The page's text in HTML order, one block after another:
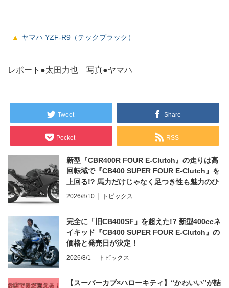
ヤマハ YZF-R9（テックブラック）
レポート●太田力也 写真●ヤマハ
Tweet Share
Pocket RSS
新型『CBR400R FOUR E-Clutch』の走りは高
回転域で『CB400 SUPER FOUR E-Clutch』を
上回る!? 馬力だけじゃなく足つき性も魅力のひ
とつ！
2026/8/10 トピックス
完全に「旧CB400SF」を超えた!? 新型400ccネ
イキッド『CB400 SUPER FOUR E-Clutch』の
価格と発売日が決定！
2026/8/1 トピックス
【スーパーカブ×ハローキティ】“かわいい”が詰